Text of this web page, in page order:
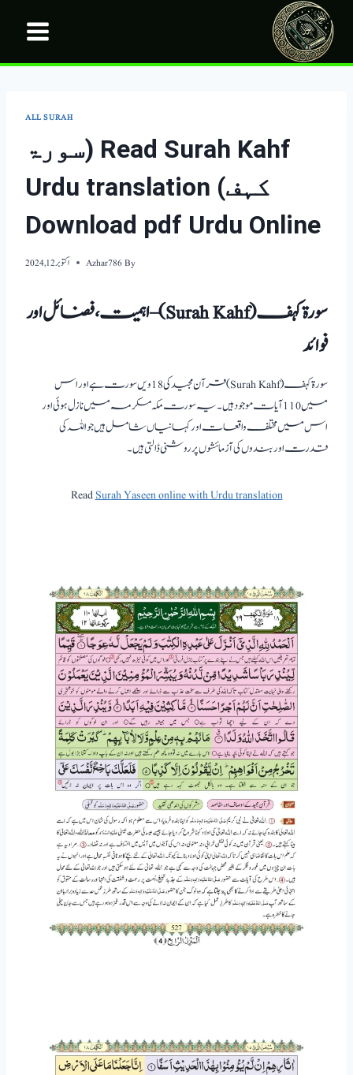
content
ALL SURAH
Read Surah Kahf (سورۃ
کہف) Urdu translation
Download pdf Urdu Online
By
Azhar786 اکتوبر 12, 2024
سورۃ کہف(Surah Kahf) – اہمیت، فضائل اور
فوائد
سورۃ کہف(Surah Kahf) قرآن مجید کی 18ویں سورت ہے اور اس
میں 110 آیات موجود ہیں۔ یہ سورت مکہ مکرمہ میں نازل ہوئی اور
اس میں مختلف واقعات اور کہانیاں شامل ہیں جو اللہ کی
قدرت اور بندوں کی آزمائشوں پر روشنی ڈالتی ہیں۔
ReadSurah Yaseen online with Urdu translation